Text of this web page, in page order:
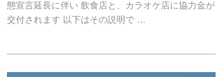
態宣言延長に伴い 飲食店と、カラオケ店に協力金が
交付されます 以下はその説明で …